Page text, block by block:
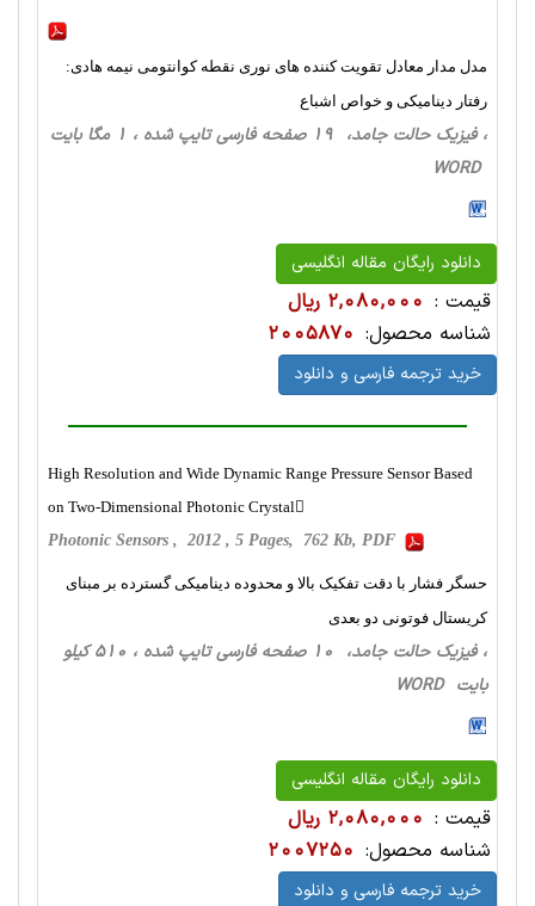
مدل مدار معادل تقویت کننده های نوری نقطه کوانتومی نیمه هادی:
رفتار دینامیکی و خواص اشباع
، فیزیک حالت‌ جامد، 19 صفحه فارسی تایپ شده ، 1 مگا بایت
WORD
دانلود رایگان مقاله انگلیسی
قیمت : 2,080,000 ریال
شناسه محصول: 2005870
خرید ترجمه فارسی و دانلود
High Resolution and Wide Dynamic Range Pressure Sensor Based
on Two-Dimensional Photonic Crystal
Photonic Sensors , 2012 , 5 Pages, 762 Kb, PDF
حسگر فشار با دقت تفکیک بالا و محدوده دینامیکی گسترده بر مبنای
کریستال فوتونی دو بعدی
، فیزیک حالت‌ جامد، 10 صفحه فارسی تایپ شده ، 510 کیلو
بایت WORD
دانلود رایگان مقاله انگلیسی
قیمت : 2,080,000 ریال
شناسه محصول: 2007250
خرید ترجمه فارسی و دانلود